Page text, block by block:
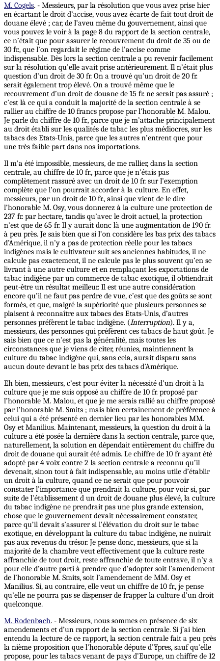
M. Cogels. - Messieurs, par la résolution que vous avez prise hier
en écartant le droit d’accise, vous avez écarte de fait tout droit de
douane élevé ; car, de l’aveu même du gouvernement, ainsi que
vous pouvez le voir à la page 8 du rapport de la section centrale,
ce n’était que pour assurer le recouvrement du droit de 35 ou de
30 fr., que l’on regardait le régime de l’accise comme
indispensable. Dès lors la section centrale a pu revenir facilement
sur la résolution qu’elle avait prise antérieurement. Il n’était plus
question d’un droit de 30 fr. On a trouvé qu’un droit de 20 fr.
serait également trop élevé. On a trouvé même que le
recouvrement d’un droit de douane de 15 fr. ne serait pas assuré ;
c’est là ce qui a conduit la majorité de la section centrale à se
rallier au chiffre de 10 francs propose par l’honorable M. Malou.
Je parle du chiffre de 10 fr., parce que je m’attache principalement
au droit établi sur les qualités de tabac les plus médiocres, sur les
tabacs des Etats-Unis, parce que les autres n’entrent que pour
une très faible part dans nos importations.
Il m’a été impossible, messieurs, de me rallier, dans la section
centrale, au chiffre de 10 fr., parce que je n’étais pas
complètement rassuré avec un droit de 10 fr. sur l’exemption
complète que l’on pourrait accorder à la culture. En effet,
messieurs, par un droit de 10 fr., ainsi que vient de le dire
l’honorable M. Osy, vous donnerez à la culture une protection de
237 fr. par hectare, tandis qu’avec le droit actuel, la protection
n’est que de 65 fr. Il y aurait donc là une augmentation de 190 fr.
à peu près. Je sais bien que si l’on considère les bas prix des tabacs
d’Amérique, il n’y a pas de protection réelle pour les tabacs
indigènes mais le cultivateur suit ses anciennes habitudes, il ne
calcule pas exactement, il ne calcule pas le plus souvent qu’en se
livrant à une autre culture et en remplaçant les exportations de
tabac indigène par un commerce de tabac exotique, il obtiendrait
peut-être un résultat meilleur. Il est une autre considération
encore qu’il ne faut pas perdre de vue, c’est que des goûts se sont
formés, et que, malgré la supériorité que plusieurs personnes se
plaisent à reconnaître aux tabacs des Etats-Unis, d’autres
personnes préfèrent le tabac indigène. (Interruption). Il y a,
messieurs, des personnes qui préfèrent ces tabacs de haut goût. Je
sais bien que ce n’est pas la généralité, mais toutes les
circonstances que je viens de citer, réunies, maintiennent la
culture du tabac indigène qui, sans cela, aurait disparu sans
aucun doute devant le bas prix des tabacs d’Amérique.
Eh bien, messieurs, c’est pour éviter la nécessité d’un droit à la
culture que je me suis opposé au chiffre de 10 fr. proposé par
l’honorable M. Malou, et que je me serais rallié au chiffre proposé
par l’honorable M. Smits ; mais bien certainement de préférence à
celui qui a été présenté en dernier lieu par les honorables MM.
Osy et Manilius. Maintenant, messieurs, la question du droit à la
culture a été posée la dernière dans la section centrale, parce que,
naturellement, la solution en dépendait entièrement du chiffre du
droit de douane qui aurait été admis. Le chiffre de 10 fr ayant été
adopté par 4 voix contre 2 la section centrale a reconnu qu’il
devenait, sinon tout à fait indispensable, au moins utile d’établir
un droit à la culture, quand ce ne serait que pour pouvoir
constater l’importance que prendrait la culture, pour voir si, par
suite de l’établissement d un droit de douane plus élevé, la culture
du tabac indigène ne prendrait pas une plus grande extension,
chose que le gouvernement devait nécessairement constater,
parce qu’il devait s’assurer si l’élévation du droit sur le tabac
exotique, en développant la culture du tabac indigène, ne nuirait
pas aux revenus du trésor. Je pense donc, messieurs, que si la
majorité de la chambre veut effectivement que la culture reste
affranchie de tout droit, reste affranchie de toute entrave, il n’y a
pour elle d’autre parti à prendre que d’adopter soit l’amendement
de l’honorable M. Smits, soit l’amendement de MM. Osy et
Manilius. Si, au contraire, elle veut un chiffre de 10 fr., je pense
qu’elle ne pourra pas se dispenser de frapper la culture d’un droit
quelconque.
M. Rodenbach. - Messieurs, nous sommes en présence de six
amendements et d’un rapport de la section centrale. Si j’ai bien
entendu la lecture de ce rapport, la section centrale fait a peu près
la nième proposition que l’honorable députe d’Ypres, sauf qu’elle
propose, pour les tabacs venant de pays d’Europe, un chiffre de 12